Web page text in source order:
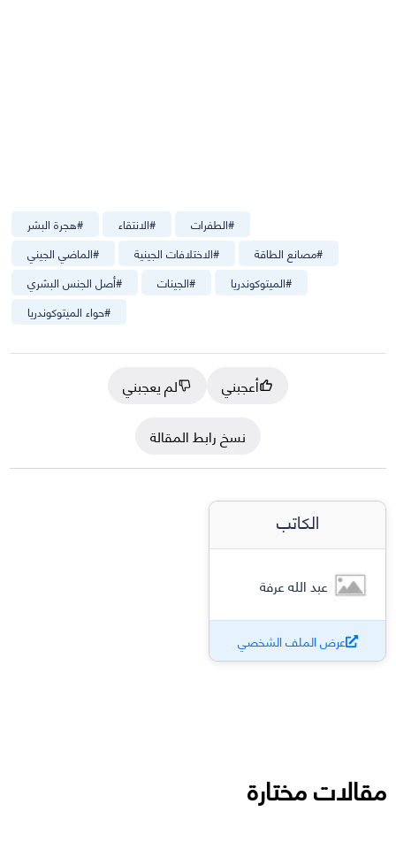
#هجرة البشر #الانتقاء #الطفرات
#الماضي الجيني #الاختلافات الجينية #مصانع الطاقة
#أصل الجنس البشري #الجينات #الميتوكوندريا
#حواء الميتوكوندريا
أعجبني
لم يعجبني
نسخ رابط المقالة
الكاتب
عبد الله عرفة
عرض الملف الشخصي
مقالات مختارة